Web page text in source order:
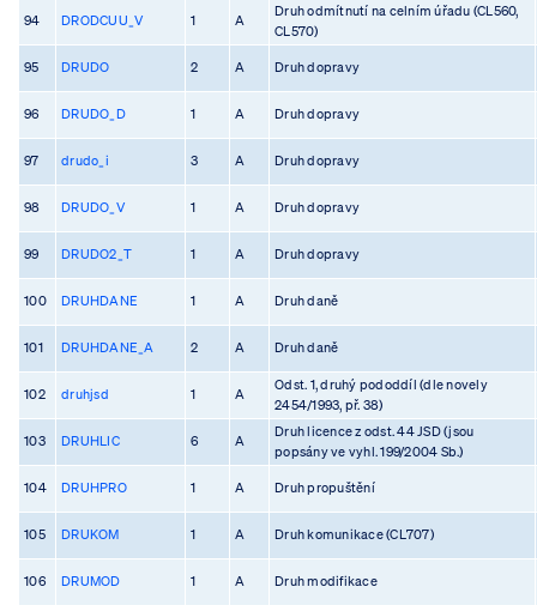
94 DRODCUU_V 1 A
Druh odmítnutí na celním úřadu (CL560,
CL570)
95 DRUDO 2 A Druh dopravy
96 DRUDO_D 1 A Druh dopravy
97 drudo_i 3 A Druh dopravy
98 DRUDO_V 1 A Druh dopravy
99 DRUDO2_T 1 A Druh dopravy
100 DRUHDANE 1 A Druh daně
101 DRUHDANE_A 2 A Druh daně
102 druhjsd 1 A
Odst. 1, druhý pododdíl (dle novely
2454/1993, př. 38)
103 DRUHLIC 6 A
Druh licence z odst. 44 JSD (jsou
popsány ve vyhl. 199/2004 Sb.)
104 DRUHPRO 1 A Druh propuštění
105 DRUKOM 1 A Druh komunikace (CL707)
106 DRUMOD 1 A Druh modifikace